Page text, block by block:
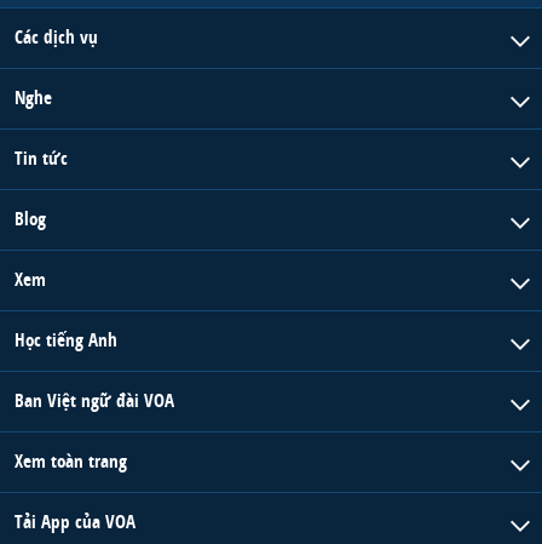
Các dịch vụ
Nghe
Tin tức
Blog
Xem
Học tiếng Anh
Ban Việt ngữ đài VOA
Xem toàn trang
Tải App của VOA